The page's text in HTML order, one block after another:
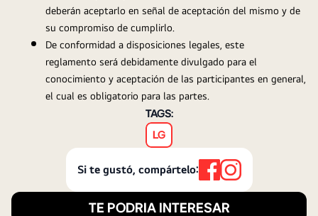
deberán aceptarlo en señal de aceptación del mismo y de
su compromiso de cumplirlo.
De conformidad a disposiciones legales, este
reglamento será debidamente divulgado para el
conocimiento y aceptación de las participantes en general,
el cual es obligatorio para las partes.
TAGS:
LG
Si te gustó, compártelo:
TE PODRIA INTERESAR